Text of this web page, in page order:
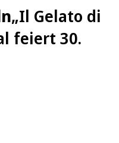
„Il Gelato di
feiert 30.